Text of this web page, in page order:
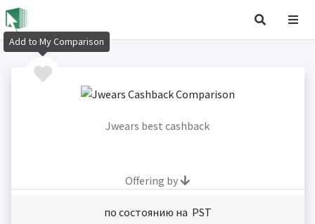
Jwears best cashback
Offering by
по состоянию на PST
Add to My Comparison